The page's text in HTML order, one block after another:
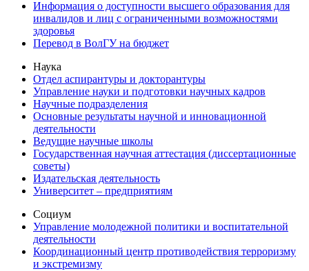
Информация о доступности высшего образования для
инвалидов и лиц с ограниченными возможностями
здоровья
Перевод в ВолГУ на бюджет
Наука
Отдел аспирантуры и докторантуры
Управление науки и подготовки научных кадров
Научные подразделения
Основные результаты научной и инновационной
деятельности
Ведущие научные школы
Государственная научная аттестация (диссертационные
советы)
Издательская деятельность
Университет – предприятиям
Социум
Управление молодежной политики и воспитательной
деятельности
Координационный центр противодействия терроризму
и экстремизму